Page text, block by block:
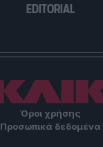
EDITORIAL
Όροι χρήσης
Προσωπικά δεδομένα